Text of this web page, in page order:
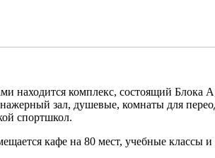
находится комплекс, состоящий
зал, душевые, комнаты для
спортшкол.
кафе на 80 мест, учебные классы